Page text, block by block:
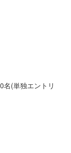
(単独エントリ